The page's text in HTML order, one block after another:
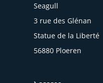
Seagull
3 rue des Glénan
Statue de la Liberté
56880 Ploeren